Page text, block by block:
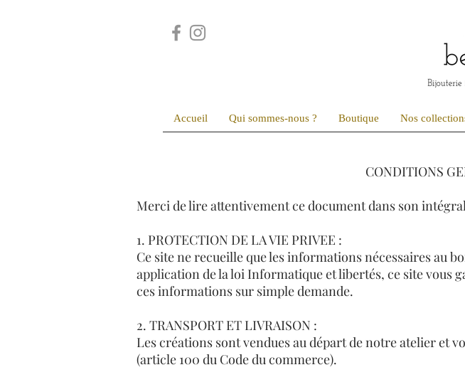
Accueil Qui sommes-nous ? Boutique Nos
CONDITIONS
Merci de lire attentivement ce document dans son
1. PROTECTION DE LA VIE PRIVEE :
Ce site ne recueille que les informations nécessaires au
application de la loi Informatique et libertés, ce site vous
ces informations sur simple demande.
2. TRANSPORT ET LIVRAISON :
Les créations sont vendues au départ de notre atelier et
(article 100 du Code du commerce).